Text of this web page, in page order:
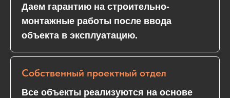
Даем гарантию на строительно-
монтажные работы после ввода
объекта в эксплуатацию.​
Собственный проектный отдел
Все объекты реализуются на основе